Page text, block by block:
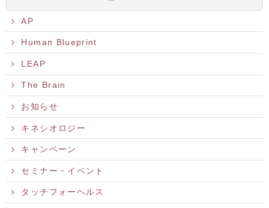
AP
Human Blueprint
LEAP
The Brain
お知らせ
キネシオロジー
キャンペーン
セミナー・イベント
タッチフォーヘルス